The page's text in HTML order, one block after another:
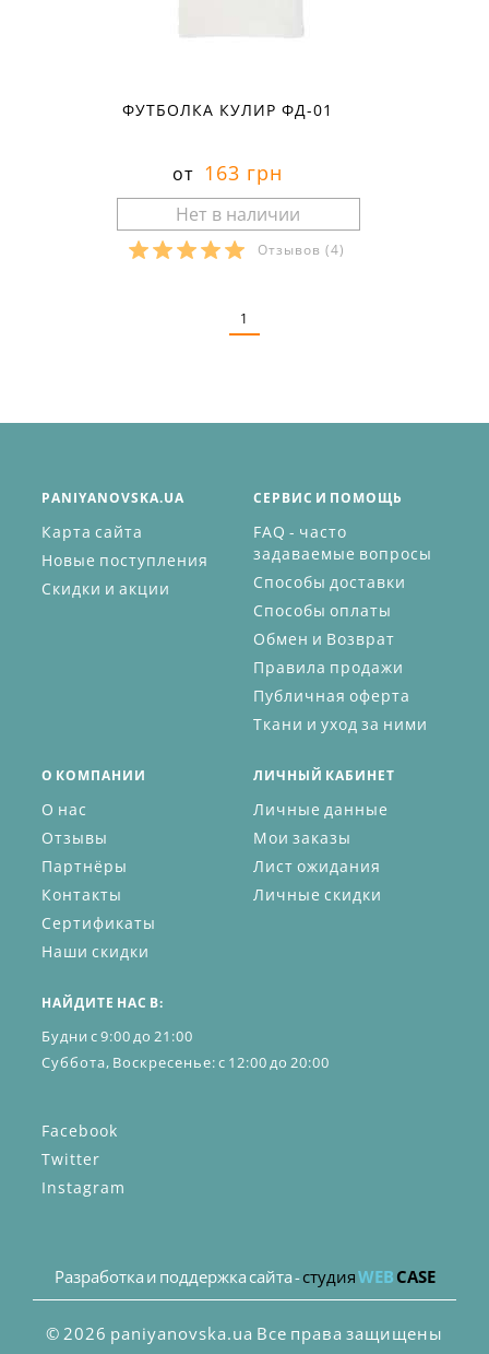
ФУТБОЛКА КУЛИР ФД-01
от 163 грн
Отзывов (4)
1
PANIYANOVSKA.UA
Карта сайта
Новые поступления
Скидки и акции
СЕРВИС И ПОМОЩЬ
FAQ - часто
задаваемые вопросы
Способы доставки
Способы оплаты
Обмен и Возврат
Правила продажи
Публичная оферта
Ткани и уход за ними
О КОМПАНИИ
О нас
Отзывы
Партнёры
Контакты
Сертификаты
Наши скидки
ЛИЧНЫЙ КАБИНЕТ
Личные данные
Мои заказы
Лист ожидания
Личные скидки
НАЙДИТЕ НАС В:
Будни с 9:00 до 21:00
Суббота, Воскресенье: с 12:00 до 20:00
Facebook
Twitter
Instagram
Разработка и поддержка сайта -студияWEB CASE
© 2026 paniyanovska.ua Все права защищены